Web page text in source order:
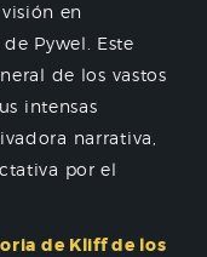
en
Pywel. Este
de los vastos
intensas
narrativa,
por el
de Kliff de los